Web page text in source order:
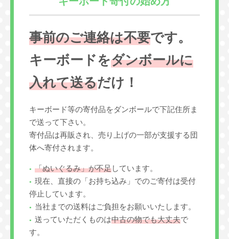
事前のご連絡は不要です。
キーボードをダンボールに
入れて送るだけ！
キーボード等の寄付品をダンボールで下記住所ま
で送って下さい。
寄付品は再販され、売り上げの一部が支援する団
体へ寄付されます。
「ぬいぐるみ」が不足しています。
現在、直接の「お持ち込み」でのご寄付は受付
停止しています。
当社までの送料はご負担をお願いいたします。
送っていただくものは中古の物でも大丈夫で
す。